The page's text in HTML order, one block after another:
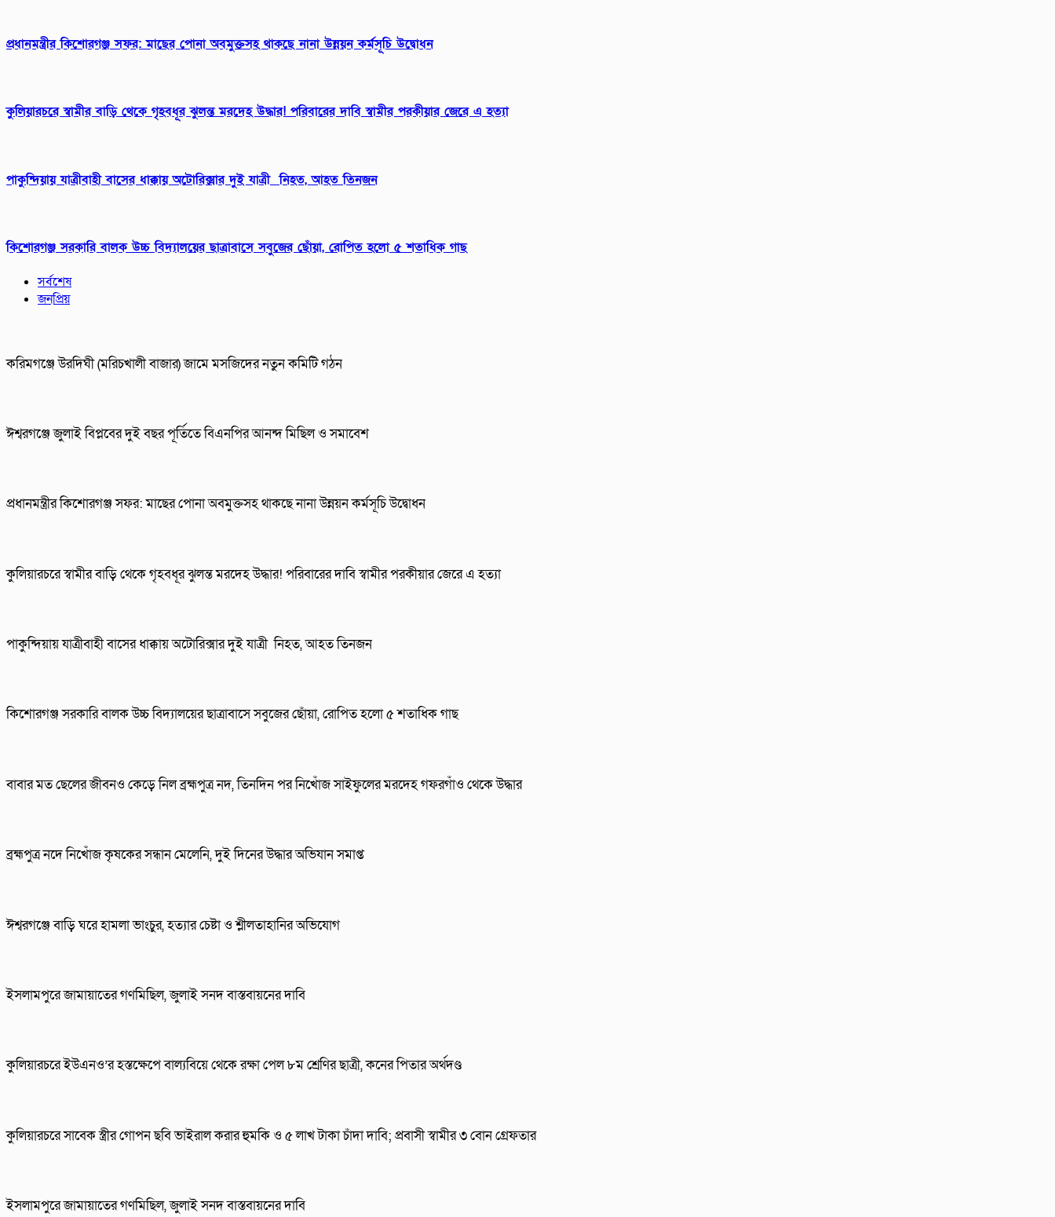
প্রধানমন্ত্রীর কিশোরগঞ্জ সফর: মাছের পোনা অবমুক্তসহ থাকছে নানা উন্নয়ন কর্মসূচি উদ্বোধন
কুলিয়ারচরে স্বামীর বাড়ি থেকে গৃহবধূর ঝুলন্ত মরদেহ উদ্ধার! পরিবারের দাবি স্বামীর পরকীয়ার জেরে এ হত্যা
পাকুন্দিয়ায় যাত্রীবাহী বাসের ধাক্কায় অটোরিক্সার দুই যাত্রী নিহত, আহত তিনজন
কিশোরগঞ্জ সরকারি বালক উচ্চ বিদ্যালয়ের ছাত্রাবাসে সবুজের ছোঁয়া, রোপিত হলো ৫ শতাধিক গাছ
সর্বশেষ
জনপ্রিয়
করিমগঞ্জে উরদিঘী (মরিচখালী বাজার) জামে মসজিদের নতুন কমিটি গঠন
ঈশ্বরগঞ্জে জুলাই বিপ্লবের দুই বছর পূর্তিতে বিএনপির আনন্দ মিছিল ও সমাবেশ
প্রধানমন্ত্রীর কিশোরগঞ্জ সফর: মাছের পোনা অবমুক্তসহ থাকছে নানা উন্নয়ন কর্মসূচি উদ্বোধন
কুলিয়ারচরে স্বামীর বাড়ি থেকে গৃহবধূর ঝুলন্ত মরদেহ উদ্ধার! পরিবারের দাবি স্বামীর পরকীয়ার জেরে এ হত্যা
পাকুন্দিয়ায় যাত্রীবাহী বাসের ধাক্কায় অটোরিক্সার দুই যাত্রী নিহত, আহত তিনজন
কিশোরগঞ্জ সরকারি বালক উচ্চ বিদ্যালয়ের ছাত্রাবাসে সবুজের ছোঁয়া, রোপিত হলো ৫ শতাধিক গাছ
বাবার মত ছেলের জীবনও কেড়ে নিল ব্রহ্মপুত্র নদ, তিনদিন পর নিখোঁজ সাইফুলের মরদেহ গফরগাঁও থেকে উদ্ধার
ব্রহ্মপুত্র নদে নিখোঁজ কৃষকের সন্ধান মেলেনি, দুই দিনের উদ্ধার অভিযান সমাপ্ত
ঈশ্বরগঞ্জে বাড়ি ঘরে হামলা ভাংচুর, হত্যার চেষ্টা ও শ্লীলতাহানির অভিযোগ
ইসলামপুরে জামায়াতের গণমিছিল, জুলাই সনদ বাস্তবায়নের দাবি
কুলিয়ারচরে ইউএনও’র হস্তক্ষেপে বাল্যবিয়ে থেকে রক্ষা পেল ৮ম শ্রেণির ছাত্রী, কনের পিতার অর্থদণ্ড
কুলিয়ারচরে সাবেক স্ত্রীর গোপন ছবি ভাইরাল করার হুমকি ও ৫ লাখ টাকা চাঁদা দাবি; প্রবাসী স্বামীর ৩ বোন গ্রেফতার
ইসলামপুরে জামায়াতের গণমিছিল, জুলাই সনদ বাস্তবায়নের দাবি